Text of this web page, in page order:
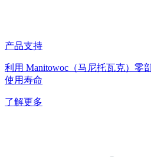
产品支持
利用 Manitowoc（马尼托瓦克）零
使用寿命
了解更多